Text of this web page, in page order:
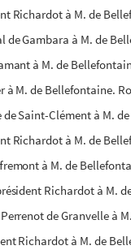
Richardot à M. de
de Gambara à M. de
à M. de
à M. de Bellefontaine.
de Saint-Clément à M.
Richardot à M. de
à M. de
Richardot à M.
de Granvelle à
Richardot à M. de